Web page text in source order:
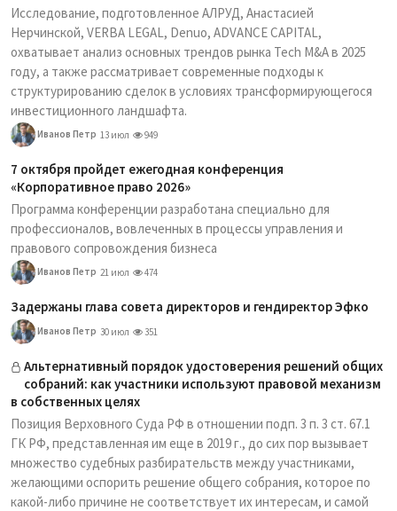
Исследование, подготовленное АЛРУД, Анастасией
Нерчинской, VERBA LEGAL, Denuo, ADVANCE CAPITAL,
охватывает анализ основных трендов рынка Tech M&A в 2025
году, а также рассматривает современные подходы к
структурированию сделок в условиях трансформирующегося
инвестиционного ландшафта.
Иванов Петр 13 июл 949
7 октября пройдет ежегодная конференция
«Корпоративное право 2026»
Программа конференции разработана специально для
профессионалов, вовлеченных в процессы управления и
правового сопровождения бизнеса
Иванов Петр 21 июл 474
Задержаны глава совета директоров и гендиректор Эфко
Иванов Петр 30 июл 351
Альтернативный порядок удостоверения решений общих
собраний: как участники используют правовой механизм
в собственных целях
Позиция Верховного Суда РФ в отношении подп. 3 п. 3 ст. 67.1
ГК РФ, представленная им еще в 2019 г., до сих пор вызывает
множество судебных разбирательств между участниками,
желающими оспорить решение общего собрания, которое по
какой-либо причине не соответствует их интересам, и самой